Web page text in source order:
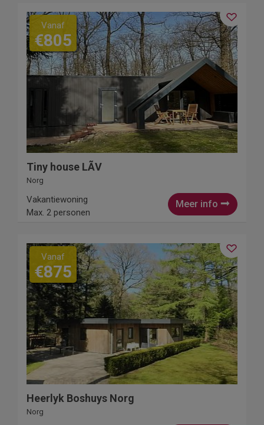
Vanaf
€805
Tiny house LÃV
Norg
Meer info
Vakantiewoning
Max. 2 personen
Vanaf
€875
Heerlyk Boshuys Norg
Norg